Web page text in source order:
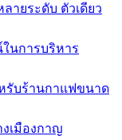
ายระดับ ตัวเดียว
นการบริหาร
หรับร้านกาแฟขนาด
เมืองกาญ